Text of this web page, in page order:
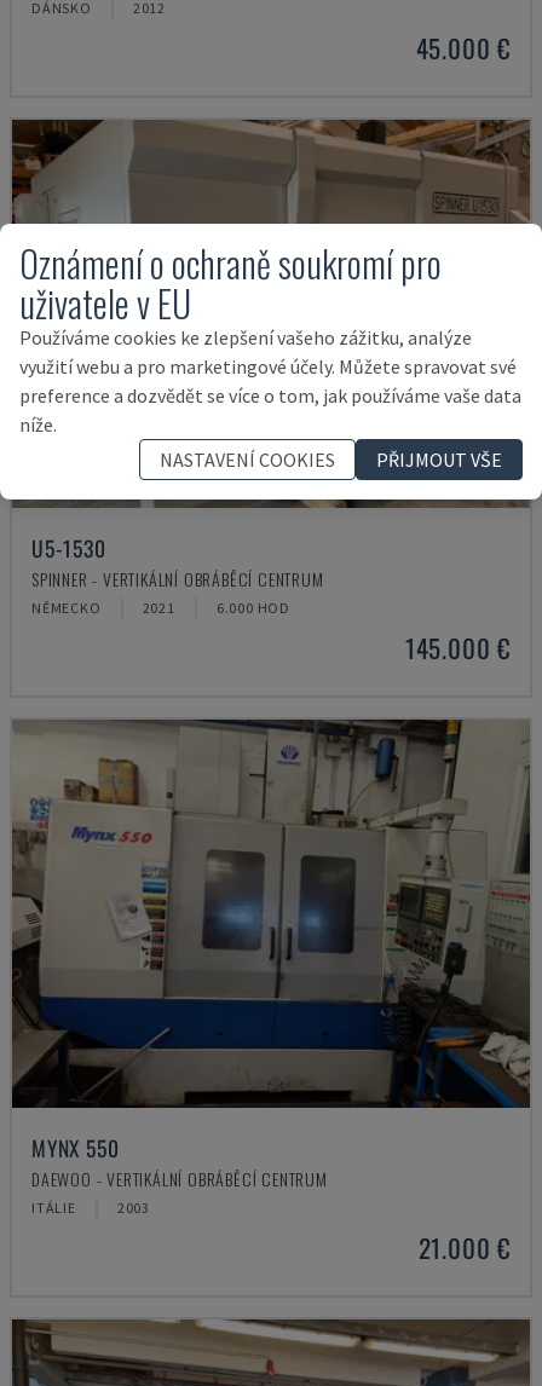
DÁNSKO 2012
45.000 €
U5-1530
SPINNER - VERTIKÁLNÍ OBRÁBĚCÍ CENTRUM
NĚMECKO 2021 6.000 HOD
145.000 €
MYNX 550
DAEWOO - VERTIKÁLNÍ OBRÁBĚCÍ CENTRUM
ITÁLIE 2003
21.000 €
Oznámení o ochraně soukromí pro
uživatele v EU
Používáme cookies ke zlepšení vašeho zážitku, analýze
využití webu a pro marketingové účely. Můžete spravovat své
preference a dozvědět se více o tom, jak používáme vaše data
níže.
NASTAVENÍ COOKIES
PŘIJMOUT VŠE